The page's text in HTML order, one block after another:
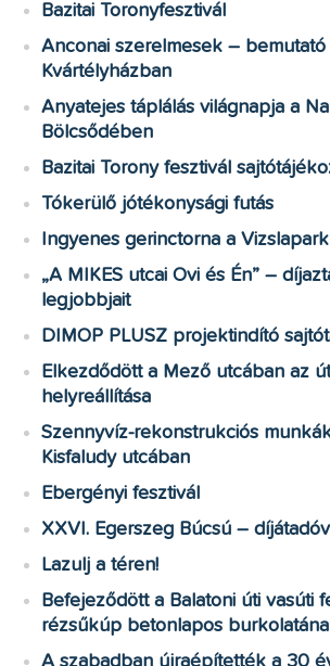
Bazitai Toronyfesztivál
Anconai szerelmesek – bemutató
Kvártélyházban
Anyatejes táplálás világnapja a
Bölcsődében
Bazitai Torony fesztivál
Tókerülő jótékonysági futás
Ingyenes gerinctorna a
„A MIKES utcai Ovi és Én” –
legjobbjait
DIMOP PLUSZ projektindító
Elkezdődött a Mező utcában az
helyreállítása
Szennyvíz-rekonstrukciós
Kisfaludy utcában
Ebergényi fesztivál
XXVI. Egerszeg Búcsú –
Lazulj a téren!
Befejeződött a Balatoni úti vasúti
rézsűkúp betonlapos
A szabadban újraépítették a 30